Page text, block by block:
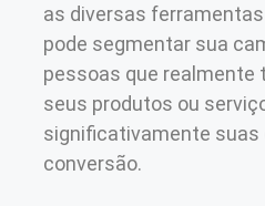
as diversas
pode segmentar sua
pessoas que realmente
seus produtos ou
significativamente suas
conversão.